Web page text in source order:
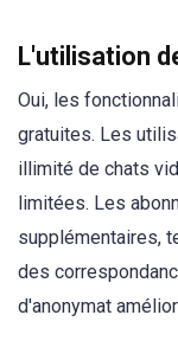
L'utilisation
Oui, les
gratuites. Les
illimité de chats
limitées. Les
supplémentaires,
des
d'anonymat